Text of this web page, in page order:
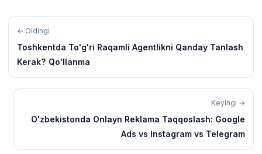
← Oldingi
Toshkentda To'g'ri Raqamli Agentlikni Qanday Tanlash
Kerak? Qo'llanma
Keyingi →
O'zbekistonda Onlayn Reklama Taqqoslash: Google
Ads vs Instagram vs Telegram